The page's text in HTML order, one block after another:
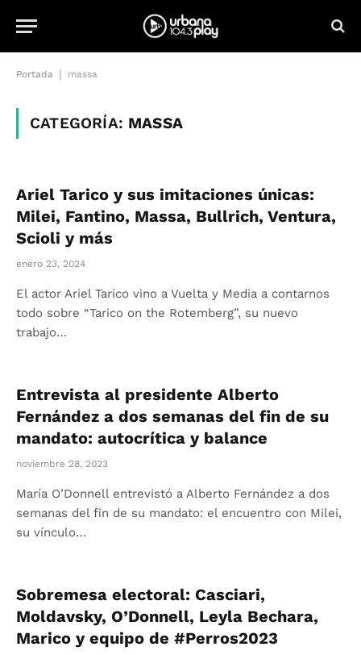
Portada massa
CATEGORÍA: MASSA
Ariel Tarico y sus imitaciones únicas:
Milei, Fantino, Massa, Bullrich, Ventura,
Scioli y más
enero 23, 2024
El actor Ariel Tarico vino a Vuelta y Media a contarnos
todo sobre “Tarico on the Rotemberg”, su nuevo
trabajo…
Entrevista al presidente Alberto
Fernández a dos semanas del fin de su
mandato: autocrítica y balance
noviembre 28, 2023
María O’Donnell entrevistó a Alberto Fernández a dos
semanas del fin de su mandato: el encuentro con Milei,
su vínculo…
Sobremesa electoral: Casciari,
Moldavsky, O’Donnell, Leyla Bechara,
Marico y equipo de #Perros2023